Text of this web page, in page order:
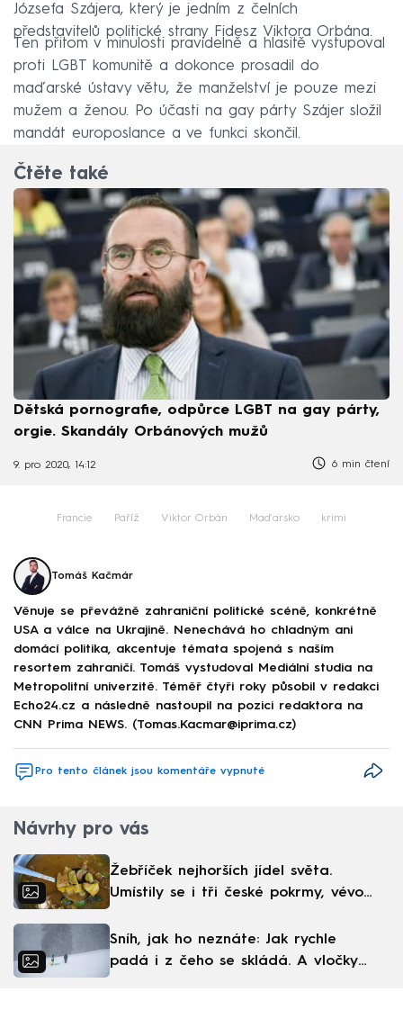
Józsefa Szájera, který je jedním z čelních
představitelů politické strany Fidesz Viktora Orbána.
Ten přitom v minulosti pravidelně a hlasitě vystupoval
proti LGBT komunitě a dokonce prosadil do
maďarské ústavy větu, že manželství je pouze mezi
mužem a ženou. Po účasti na gay párty Szájer složil
mandát europoslance a ve funkci skončil.
Čtěte také
Dětská pornografie, odpůrce LGBT na gay párty,
orgie. Skandály Orbánových mužů
9. pro 2020, 14:12 6 min čtení
Francie Paříž Viktor Orbán Maďarsko krimi
Tomáš Kačmár
Věnuje se převážně zahraniční politické scéně, konkrétně
USA a válce na Ukrajině. Nenechává ho chladným ani
domácí politika, akcentuje témata spojená s naším
resortem zahraničí. Tomáš vystudoval Mediální studia na
Metropolitní univerzitě. Téměř čtyři roky působil v redakci
Echo24.cz a následně nastoupil na pozici redaktora na
CNN Prima NEWS. (Tomas.Kacmar@iprima.cz)
Pro tento článek jsou komentáře vypnuté
Návrhy pro vás
Žebříček nejhorších jídel světa.
Umístily se i tři české pokrmy, vévodí
Sníh, jak ho neznáte: Jak rychle
padá i z čeho se skládá. A vločky